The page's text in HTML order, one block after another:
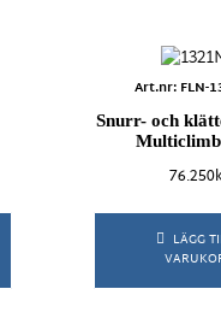
Art.nr: FLN-
Snurr- och
76.250
LÄGG